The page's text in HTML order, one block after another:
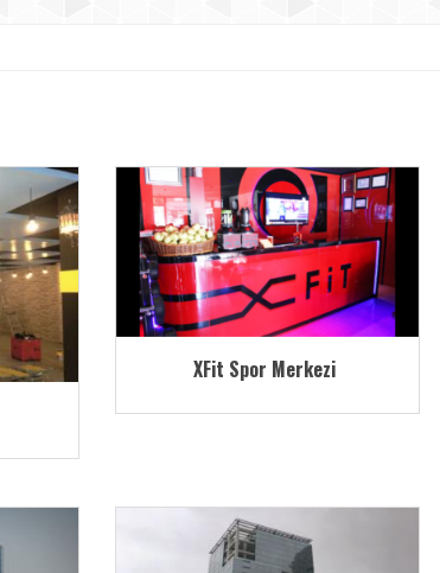
XFit Spor Merkezi